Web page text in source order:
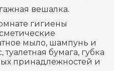
вешалка.
гигиены
мыло, шампунь и
бумага, губка
принадлежностей и